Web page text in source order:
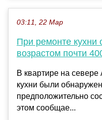
03:11, 22 Мар
При ремонте кухни
возрастом почти
В квартире на
кухни были
предположительно
этом сообщае...